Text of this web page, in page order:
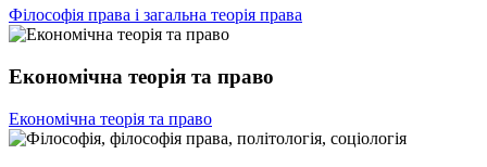
Філософія права і загальна теорія права
Економічна теорія та право
Економічна теорія та право